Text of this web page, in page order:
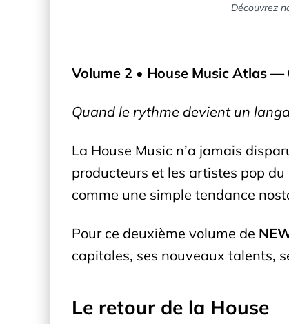
Découvrez
Volume 2 • House Music Atlas
Quand le rythme devient un
La House Music n’a jamais
producteurs et les artistes pop
comme une simple tendance
Pour ce deuxième volume de
capitales, ses nouveaux talents,
Le retour de la House